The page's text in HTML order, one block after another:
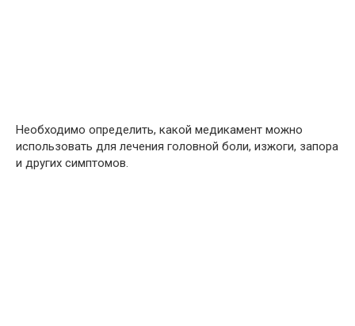
Необходимо определить, какой медикамент можно
использовать для лечения головной боли, изжоги, запора
и других симптомов.